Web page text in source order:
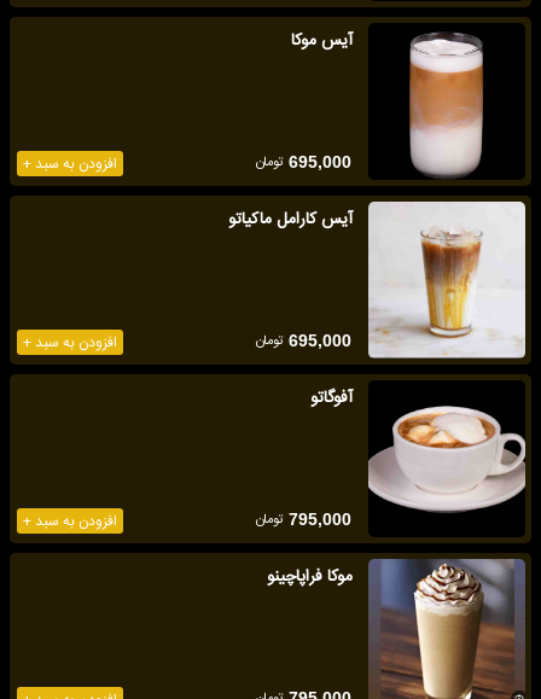
آیس موکا
افزودن به سبد + 695,000 تومان
آیس کارامل ماکیاتو
افزودن به سبد + 695,000 تومان
آفوگاتو
افزودن به سبد + 795,000 تومان
موکا فراپاچینو